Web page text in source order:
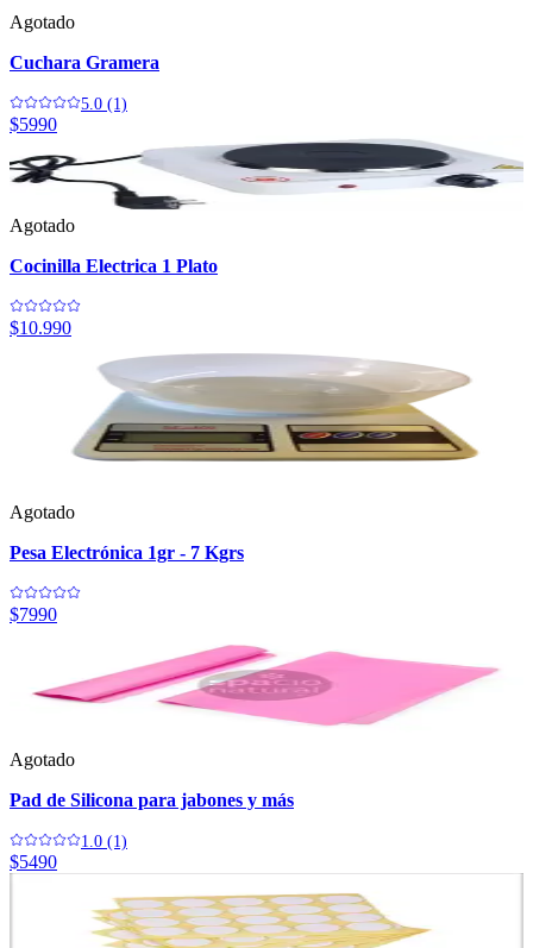
Agotado
Cuchara Gramera
5.0 (1)
$5990
Agotado
Cocinilla Electrica 1 Plato
$10.990
Agotado
Pesa Electrónica 1gr - 7 Kgrs
$7990
Agotado
Pad de Silicona para jabones y más
1.0 (1)
$5490